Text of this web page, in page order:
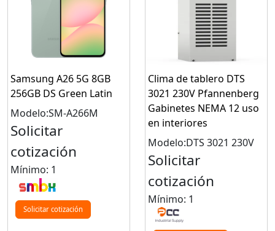
Samsung A26 5G 8GB
256GB DS Green Latin
Modelo:SM-A266M
Solicitar
cotización
Mínimo: 1
Solicitar cotización
Clima de tablero DTS
3021 230V Pfannenberg
Gabinetes NEMA 12 uso
en interiores
Modelo:DTS 3021 230V
Solicitar
cotización
Mínimo: 1